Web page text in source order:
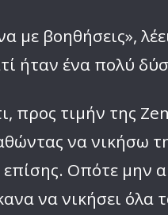
με βοηθήσεις»,
ήταν ένα πολύ
προς τιμήν της
να νικήσω
Οπότε μην
να νικήσει